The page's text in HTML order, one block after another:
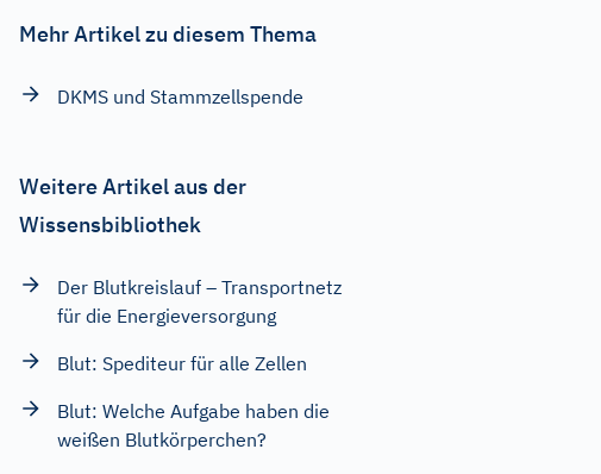
Mehr Artikel zu diesem Thema
DKMS und Stammzellspende
Weitere Artikel aus der
Wissensbibliothek
Der Blutkreislauf – Transportnetz
für die Energieversorgung
Blut: Spediteur für alle Zellen
Blut: Welche Aufgabe haben die
weißen Blutkörperchen?